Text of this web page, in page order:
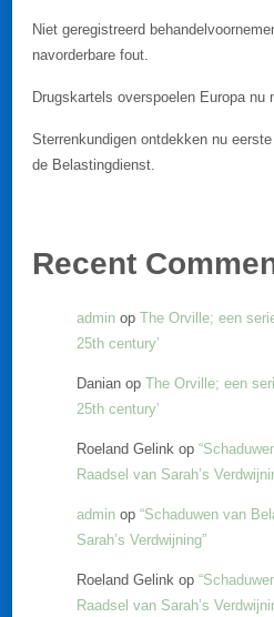
Niet geregistreerd
navorderbare fout.
Drugskartels overspoelen Europa
Sterrenkundigen ontdekken nu
de Belastingdienst.
Recent
admin op The Orville; een
25th century’
Danian op The Orville; een
25th century’
Roeland Gelink op
Raadsel van Sarah’s
admin op “Schaduwen van
Sarah’s Verdwijning”
Roeland Gelink op
Raadsel van Sarah’s